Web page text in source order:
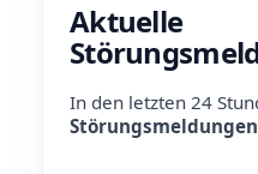
Aktuelle
In den letzten 24
Störungsmeldungen